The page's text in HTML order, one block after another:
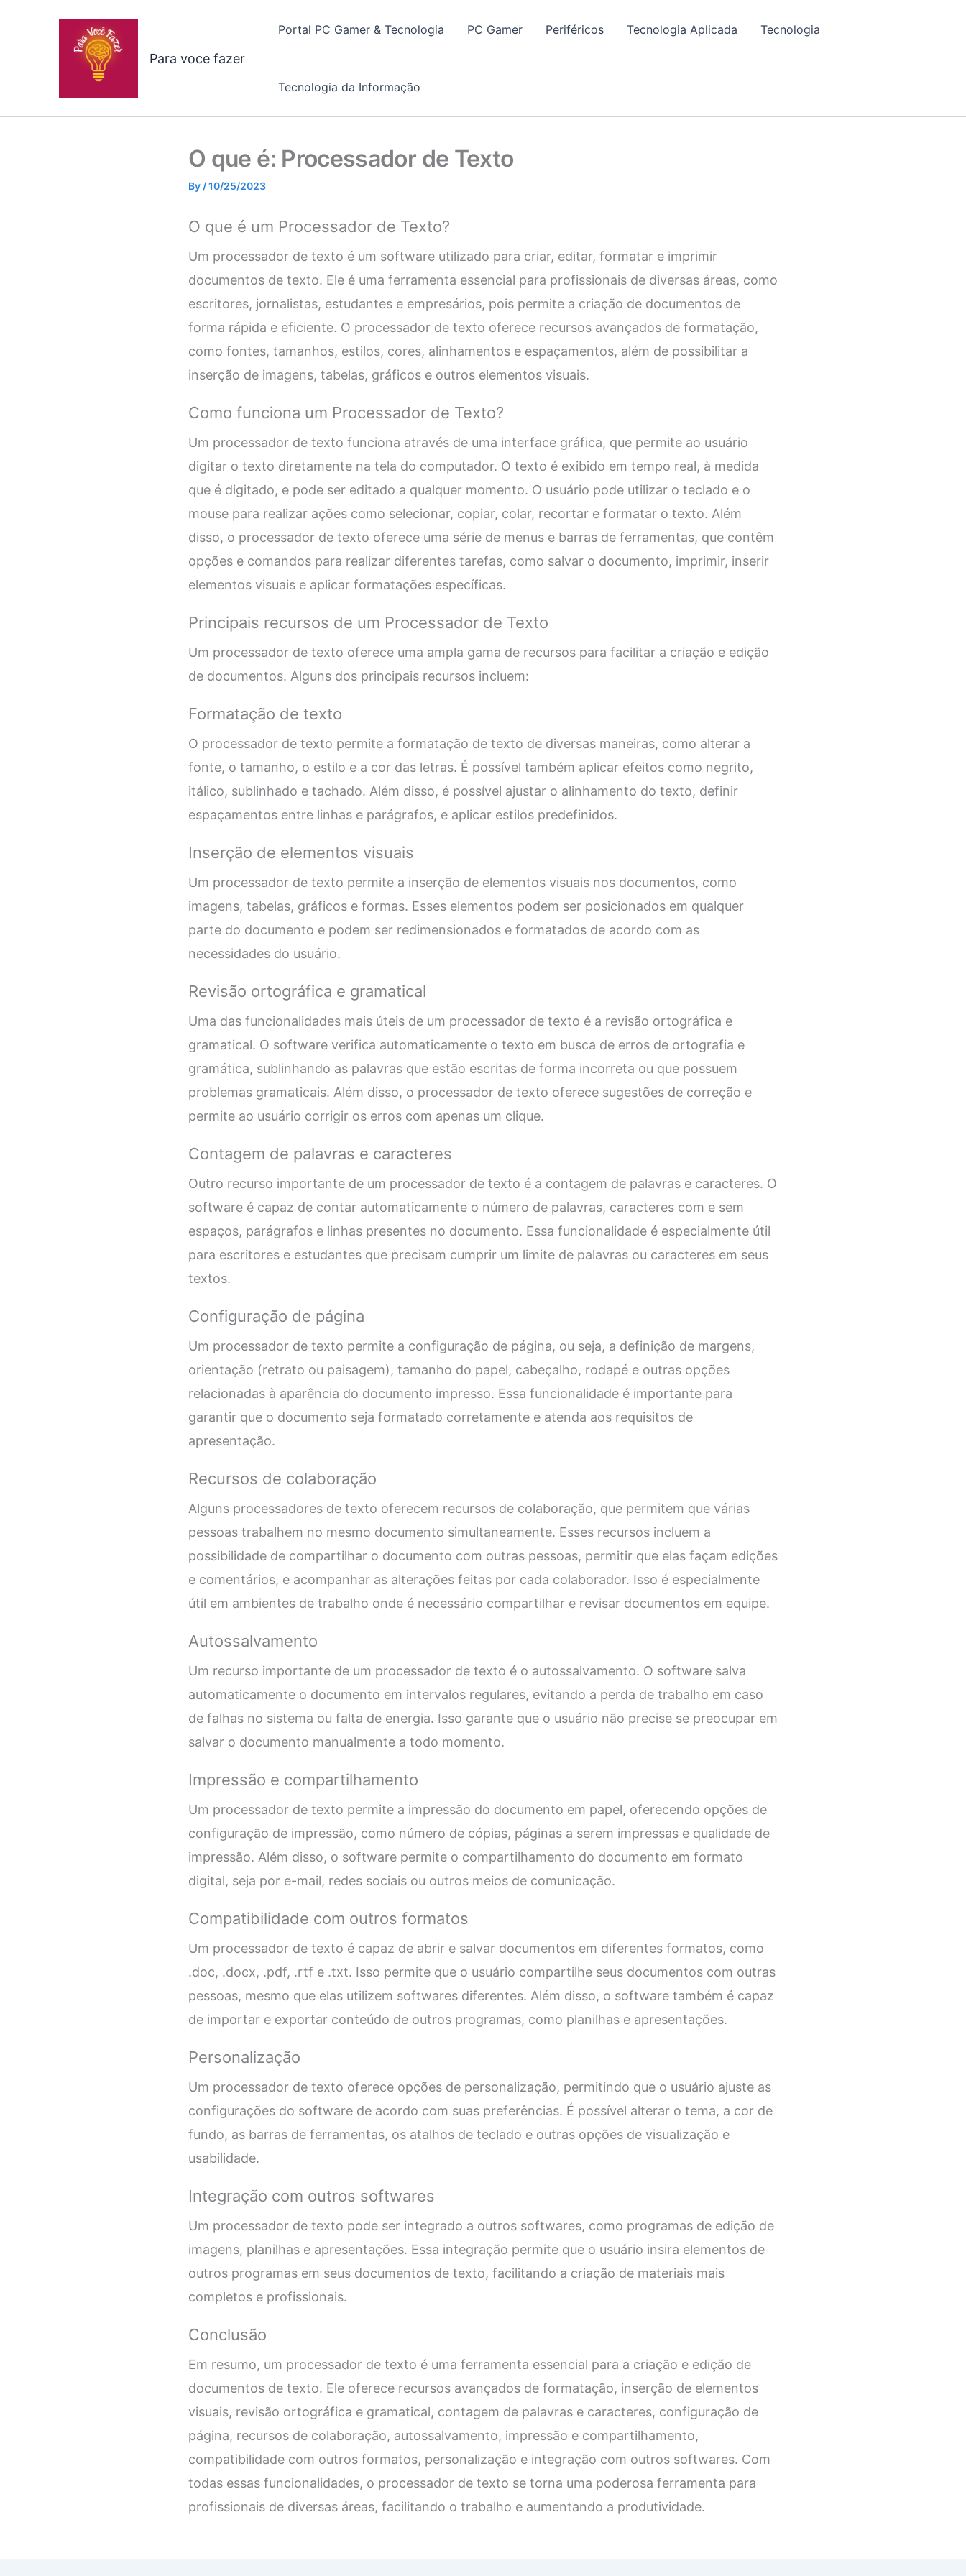
Para voce fazer
Portal PC Gamer & Tecnologia PC Gamer Periféricos Tecnologia Aplicada Tecnologia
Tecnologia da Informação
O que é: Processador de Texto
By /10/25/2023
O que é um Processador de Texto?
Um processador de texto é um software utilizado para criar, editar, formatar e imprimir
documentos de texto. Ele é uma ferramenta essencial para profissionais de diversas áreas, como
escritores, jornalistas, estudantes e empresários, pois permite a criação de documentos de
forma rápida e eficiente. O processador de texto oferece recursos avançados de formatação,
como fontes, tamanhos, estilos, cores, alinhamentos e espaçamentos, além de possibilitar a
inserção de imagens, tabelas, gráficos e outros elementos visuais.
Como funciona um Processador de Texto?
Um processador de texto funciona através de uma interface gráfica, que permite ao usuário
digitar o texto diretamente na tela do computador. O texto é exibido em tempo real, à medida
que é digitado, e pode ser editado a qualquer momento. O usuário pode utilizar o teclado e o
mouse para realizar ações como selecionar, copiar, colar, recortar e formatar o texto. Além
disso, o processador de texto oferece uma série de menus e barras de ferramentas, que contêm
opções e comandos para realizar diferentes tarefas, como salvar o documento, imprimir, inserir
elementos visuais e aplicar formatações específicas.
Principais recursos de um Processador de Texto
Um processador de texto oferece uma ampla gama de recursos para facilitar a criação e edição
de documentos. Alguns dos principais recursos incluem:
Formatação de texto
O processador de texto permite a formatação de texto de diversas maneiras, como alterar a
fonte, o tamanho, o estilo e a cor das letras. É possível também aplicar efeitos como negrito,
itálico, sublinhado e tachado. Além disso, é possível ajustar o alinhamento do texto, definir
espaçamentos entre linhas e parágrafos, e aplicar estilos predefinidos.
Inserção de elementos visuais
Um processador de texto permite a inserção de elementos visuais nos documentos, como
imagens, tabelas, gráficos e formas. Esses elementos podem ser posicionados em qualquer
parte do documento e podem ser redimensionados e formatados de acordo com as
necessidades do usuário.
Revisão ortográfica e gramatical
Uma das funcionalidades mais úteis de um processador de texto é a revisão ortográfica e
gramatical. O software verifica automaticamente o texto em busca de erros de ortografia e
gramática, sublinhando as palavras que estão escritas de forma incorreta ou que possuem
problemas gramaticais. Além disso, o processador de texto oferece sugestões de correção e
permite ao usuário corrigir os erros com apenas um clique.
Contagem de palavras e caracteres
Outro recurso importante de um processador de texto é a contagem de palavras e caracteres. O
software é capaz de contar automaticamente o número de palavras, caracteres com e sem
espaços, parágrafos e linhas presentes no documento. Essa funcionalidade é especialmente útil
para escritores e estudantes que precisam cumprir um limite de palavras ou caracteres em seus
textos.
Configuração de página
Um processador de texto permite a configuração de página, ou seja, a definição de margens,
orientação (retrato ou paisagem), tamanho do papel, cabeçalho, rodapé e outras opções
relacionadas à aparência do documento impresso. Essa funcionalidade é importante para
garantir que o documento seja formatado corretamente e atenda aos requisitos de
apresentação.
Recursos de colaboração
Alguns processadores de texto oferecem recursos de colaboração, que permitem que várias
pessoas trabalhem no mesmo documento simultaneamente. Esses recursos incluem a
possibilidade de compartilhar o documento com outras pessoas, permitir que elas façam edições
e comentários, e acompanhar as alterações feitas por cada colaborador. Isso é especialmente
útil em ambientes de trabalho onde é necessário compartilhar e revisar documentos em equipe.
Autossalvamento
Um recurso importante de um processador de texto é o autossalvamento. O software salva
automaticamente o documento em intervalos regulares, evitando a perda de trabalho em caso
de falhas no sistema ou falta de energia. Isso garante que o usuário não precise se preocupar em
salvar o documento manualmente a todo momento.
Impressão e compartilhamento
Um processador de texto permite a impressão do documento em papel, oferecendo opções de
configuração de impressão, como número de cópias, páginas a serem impressas e qualidade de
impressão. Além disso, o software permite o compartilhamento do documento em formato
digital, seja por e-mail, redes sociais ou outros meios de comunicação.
Compatibilidade com outros formatos
Um processador de texto é capaz de abrir e salvar documentos em diferentes formatos, como
.doc, .docx, .pdf, .rtf e .txt. Isso permite que o usuário compartilhe seus documentos com outras
pessoas, mesmo que elas utilizem softwares diferentes. Além disso, o software também é capaz
de importar e exportar conteúdo de outros programas, como planilhas e apresentações.
Personalização
Um processador de texto oferece opções de personalização, permitindo que o usuário ajuste as
configurações do software de acordo com suas preferências. É possível alterar o tema, a cor de
fundo, as barras de ferramentas, os atalhos de teclado e outras opções de visualização e
usabilidade.
Integração com outros softwares
Um processador de texto pode ser integrado a outros softwares, como programas de edição de
imagens, planilhas e apresentações. Essa integração permite que o usuário insira elementos de
outros programas em seus documentos de texto, facilitando a criação de materiais mais
completos e profissionais.
Conclusão
Em resumo, um processador de texto é uma ferramenta essencial para a criação e edição de
documentos de texto. Ele oferece recursos avançados de formatação, inserção de elementos
visuais, revisão ortográfica e gramatical, contagem de palavras e caracteres, configuração de
página, recursos de colaboração, autossalvamento, impressão e compartilhamento,
compatibilidade com outros formatos, personalização e integração com outros softwares. Com
todas essas funcionalidades, o processador de texto se torna uma poderosa ferramenta para
profissionais de diversas áreas, facilitando o trabalho e aumentando a produtividade.